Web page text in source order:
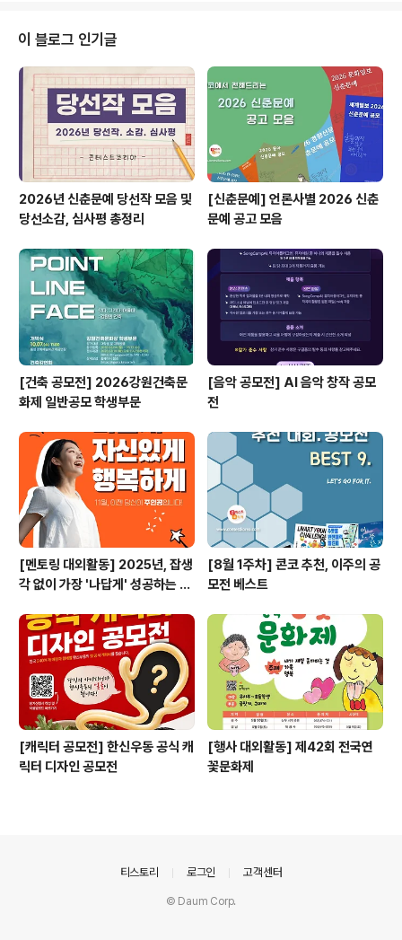
내외 관광객들이 구매하고 싶은 상품성과 실용성을 갖춘
기념품 ◎ 응모자격국내에 거주하는 모든 국민(개인 및 업
체)※ 개인의 경우, 수상자 선정 후 2개월 이내 사업자등록
필수 ◎ 접수기간 및 접수 방법- 서류접수: 2026. 3. 23.
(월) ~ 4. 1.(수) 17:00까지, 이메일로 서류 제출- 실물접
수: 2..
이 블로그 인기글
2026년 신춘문예 당선작 모음 및
당선소감, 심사평 총정리
[신춘문예] 언론사별 2026 신춘
문예 공고 모음
[건축 공모전] 2026강원건축문
화제 일반공모 학생부문
[음악 공모전] AI 음악 창작 공모
전
[멘토링 대외활동] 2025년, 잡생
각 없이 가장 '나답게' 성공하는 법
[8월 1주차] 콘코 추천, 이주의 공
모전 베스트
[캐릭터 공모전] 한신우동 공식 캐
릭터 디자인 공모전
[행사 대외활동] 제42회 전국연
꽃문화제
티스토리 로그인 고객센터
© Daum Corp.